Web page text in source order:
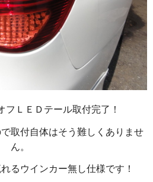
フＬＥＤテール取付完了！
取付自体はそう難しくありませ
ん。
るウインカー無し仕様です！